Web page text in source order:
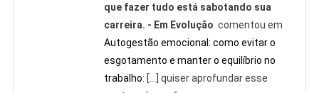
que fazer tudo está sabotando sua
carreira. - Em Evolução comentou em
Autogestão emocional: como evitar o
esgotamento e manter o equilíbrio no
trabalho: […] quiser aprofundar esse